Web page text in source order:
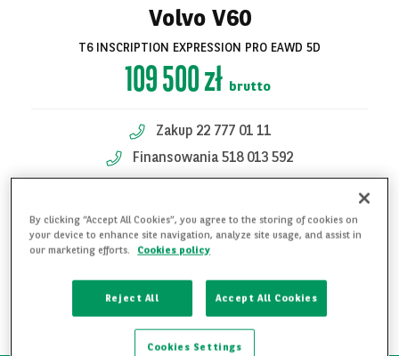
Zobacz
wszystkie zdjęcia
Volvo V60
T6 INSCRIPTION EXPRESSION PRO EAWD 5D
109 500 zł brutto
Zakup 22 777 01 11
Finansowania 518 013 592
Finansowania 518 013 747
KONTAKT W SPRAWIE OFERTY
DODAJ DO ULUBIONYCH
POBIERZ PDF
By clicking “Accept All Cookies”, you agree to the storing of cookies on
your device to enhance site navigation, analyze site usage, and assist in
our marketing efforts.
Cookies policy
Reject All Accept All Cookies
Cookies Settings